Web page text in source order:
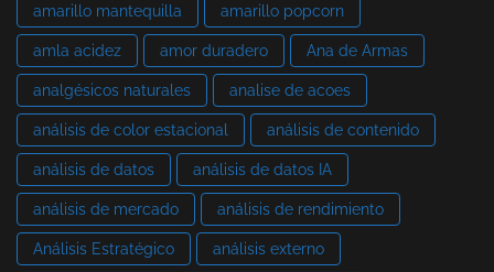
amarillo mantequilla amarillo popcorn
amla acidez amor duradero Ana de Armas
analgésicos naturales analise de acoes
análisis de color estacional análisis de contenido
análisis de datos análisis de datos IA
análisis de mercado análisis de rendimiento
Análisis Estratégico análisis externo